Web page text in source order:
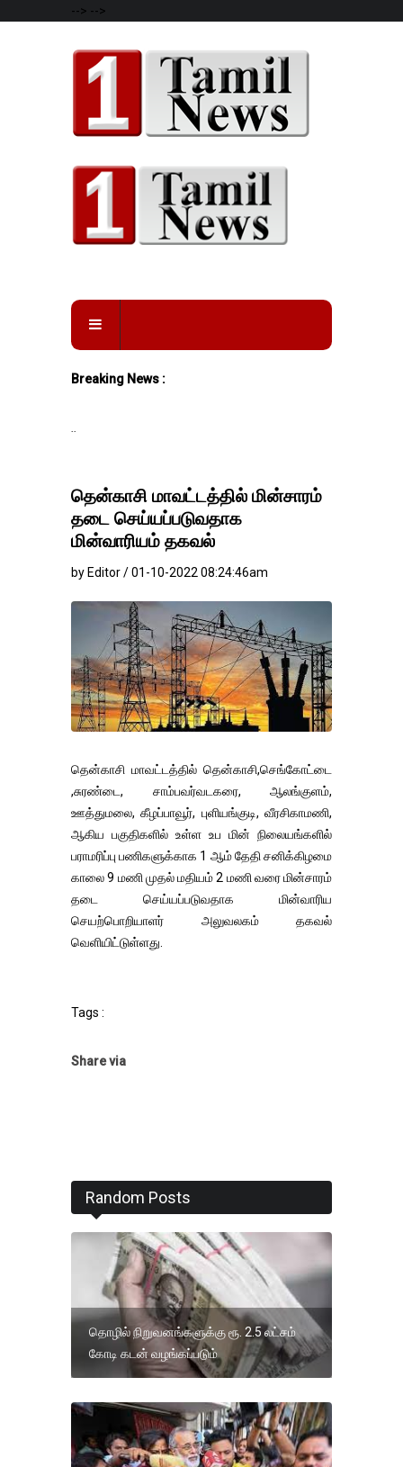
--> -->
Breaking News :
தென்காசி மாவட்டத்தில் மின்சாரம்
தடை செய்யப்படுவதாக
மின்வாரியம் தகவல்
by Editor / 01-10-2022 08:24:46am
தென்காசி மாவட்டத்தில் தென்காசி,செங்கோட்டை
,சுரண்டை, சாம்பவர்வடகரை, ஆலங்குளம்,
ஊத்துமலை, கீழப்பாவூர், புளியங்குடி, வீரசிகாமணி,
ஆகிய பகுதிகளில் உள்ள உப மின் நிலையங்களில்
பராமரிப்பு பணிகளுக்காக 1 ஆம் தேதி சனிக்கிழமை
காலை 9 மணி முதல் மதியம் 2 மணி வரை மின்சாரம்
தடை செய்யப்படுவதாக மின்வாரிய
செயற்பொறியாளர் அலுவலகம் தகவல்
வெளியிட்டுள்ளது.
Tags :
Share via
Random Posts
தொழில் நிறுவனங்களுக்கு ரூ. 2.5 லட்சம்
கோடி கடன் வழங்கப்படும்